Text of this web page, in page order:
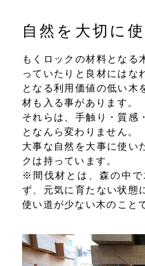
自然を大切に
もくロックの材料となる
っていたりと良材にはな
となる利用価値の低い木
材も入る事があります。
それらは、手触り・質感
となんら変わりません。
大事な自然を大事に使い
クは持っています。
※間伐材とは、森の中
ず、元気に育たない状態
使い道が少ない木のこと